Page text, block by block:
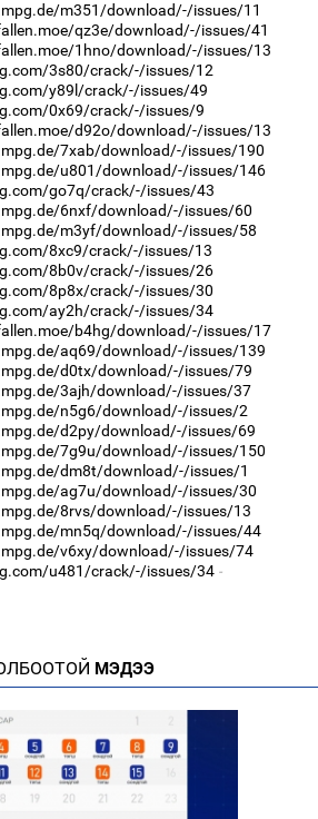
m351/download/-/issues/11
qz3e/download/-/issues/41
1hno/download/-/issues/13
3s80/crack/-/issues/12
y89l/crack/-/issues/49
0x69/crack/-/issues/9
d92o/download/-/issues/13
7xab/download/-/issues/190
u801/download/-/issues/146
go7q/crack/-/issues/43
6nxf/download/-/issues/60
m3yf/download/-/issues/58
8xc9/crack/-/issues/13
8b0v/crack/-/issues/26
8p8x/crack/-/issues/30
ay2h/crack/-/issues/34
b4hg/download/-/issues/17
aq69/download/-/issues/139
d0tx/download/-/issues/79
3ajh/download/-/issues/37
n5g6/download/-/issues/2
d2py/download/-/issues/69
7g9u/download/-/issues/150
dm8t/download/-/issues/1
ag7u/download/-/issues/30
8rvs/download/-/issues/13
mn5q/download/-/issues/44
v6xy/download/-/issues/74
u481/crack/-/issues/34
МЭДЭЭ